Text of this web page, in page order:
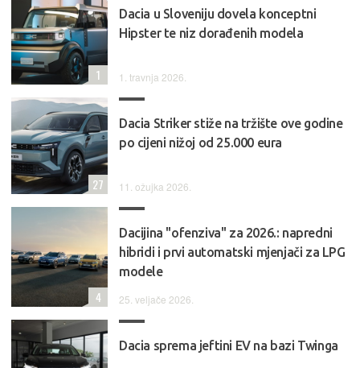
Dacia u Sloveniju dovela konceptni
Hipster te niz dorađenih modela
1. travnja 2026.
1
Dacia Striker stiže na tržište ove godine
po cijeni nižoj od 25.000 eura
11. ožujka 2026.
27
Dacijina "ofenziva" za 2026.: napredni
hibridi i prvi automatski mjenjači za LPG
modele
25. veljače 2026.
4
Dacia sprema jeftini EV na bazi Twinga